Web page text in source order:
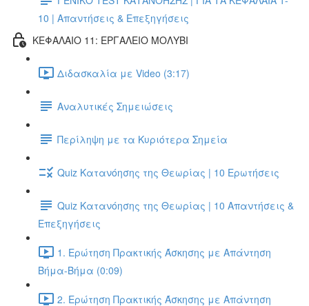
10 | Απαντήσεις & Επεξηγήσεις
ΚΕΦΑΛΑΙΟ 11: ΕΡΓΑΛΕΙΟ ΜΟΛΥΒΙ
Διδασκαλία με Video (3:17)
Αναλυτικές Σημειώσεις
Περίληψη με τα Κυριότερα Σημεία
Quiz Κατανόησης της Θεωρίας | 10 Ερωτήσεις
Quiz Κατανόησης της Θεωρίας | 10 Απαντήσεις &
Επεξηγήσεις
1. Ερώτηση Πρακτικής Άσκησης με Απάντηση
Βήμα-Βήμα (0:09)
2. Ερώτηση Πρακτικής Άσκησης με Απάντηση